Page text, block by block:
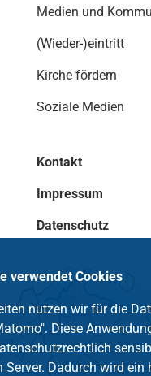
Medien und
(Wieder-)eintritt
Kirche fördern
Soziale Medien
Kontakt
Impressum
Datenschutz
verwendet Cookies
nutzen wir für die
Diese
Server. Dadurch wird ein